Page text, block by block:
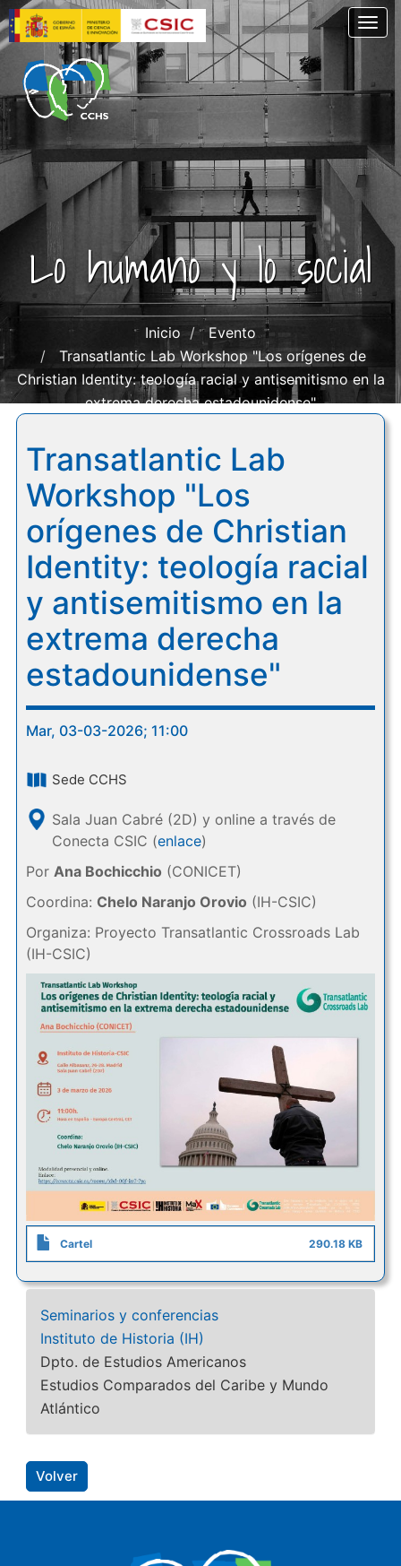
Pasar
al
contenido
principal
Lo humano y lo social
Inicio
Evento
Transatlantic Lab Workshop "Los orígenes de
Christian Identity: teología racial y antisemitismo en la
extrema derecha estadounidense"
Transatlantic Lab
Workshop "Los
orígenes de Christian
Identity: teología racial
y antisemitismo en la
extrema derecha
estadounidense"
Mar, 03-03-2026; 11:00
Sede CCHS
Sala Juan Cabré (2D) y online a través de
Conecta CSIC (enlace)
Por Ana Bochicchio (CONICET)
Coordina: Chelo Naranjo Orovio (IH-CSIC)
Organiza: Proyecto Transatlantic Crossroads Lab
(IH-CSIC)
Cartel 290.18 KB
Seminarios y conferencias
Instituto de Historia (IH)
Dpto. de Estudios Americanos
Estudios Comparados del Caribe y Mundo
Atlántico
Volver